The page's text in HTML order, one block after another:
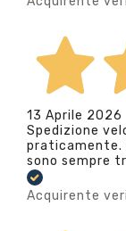
13 Aprile 2026
Spedizione
praticamente.
sono sempre
Acquirente